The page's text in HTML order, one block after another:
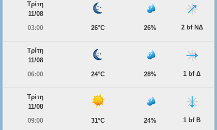
Τρίτη
11/08
03:00
26°C 26% 2 bf ΝΔ
Τρίτη
11/08
06:00
24°C 28% 1 bf Δ
Τρίτη
11/08
09:00
31°C 24% 1 bf Β